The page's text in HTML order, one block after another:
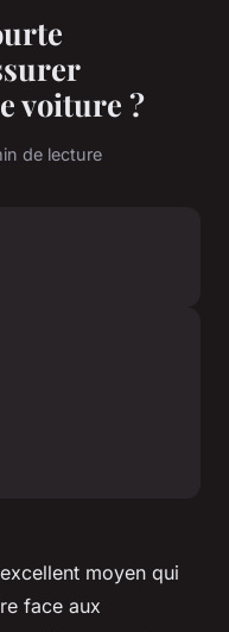
voiture ?
de lecture
moyen qui
face aux